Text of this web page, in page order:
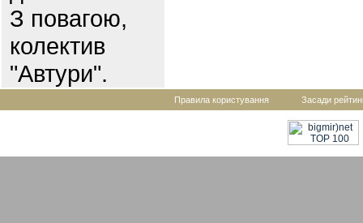
З повагою,
колектив
"Автури".
Правила користування Засади